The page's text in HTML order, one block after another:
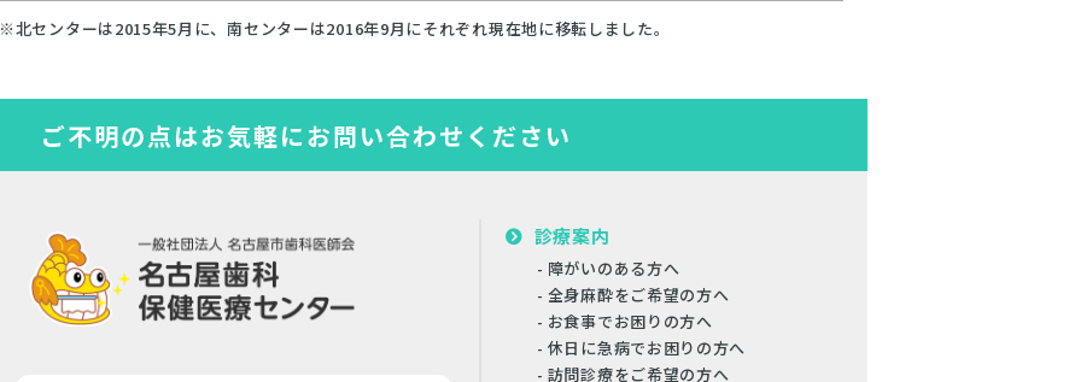
※北センターは2015年5月に、南センターは2016年9月にそれぞれ現在地に移転しました。
ご不明の点はお気軽にお問い合わせください
診療案内
障がいのある方へ
全身麻酔をご希望の方へ
お食事でお困りの方へ
休日に急病でお困りの方へ
訪問診療をご希望の方へ